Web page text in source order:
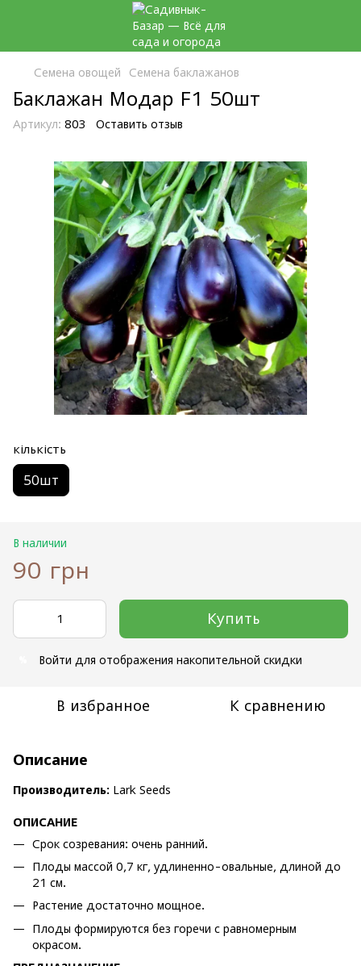
Семена овощей Семена баклажанов
Баклажан Модар F1 50шт
Артикул: 803 Оставить отзыв
кількість
50шт
В наличии
90 грн
Купить
Войти для отображения накопительной скидки
В избранное К сравнению
Описание
Производитель: Lark Seeds
ОПИСАНИЕ
Срок созревания: очень ранний.
Плоды массой 0,7 кг, удлиненно-овальные, длиной до
21 см.
Растение достаточно мощное.
Плоды формируются без горечи с равномерным
окрасом.